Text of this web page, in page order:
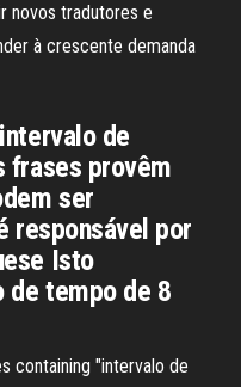
novos tradutores e
à crescente demanda
de
frases provêm
ser
responsável por
Isto
de tempo de 8
containing "intervalo de